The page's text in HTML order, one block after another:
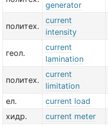
generator
политех.
current
intensity
геол.
current
lamination
политех.
current
limitation
ел. current load
хидр.
current meter